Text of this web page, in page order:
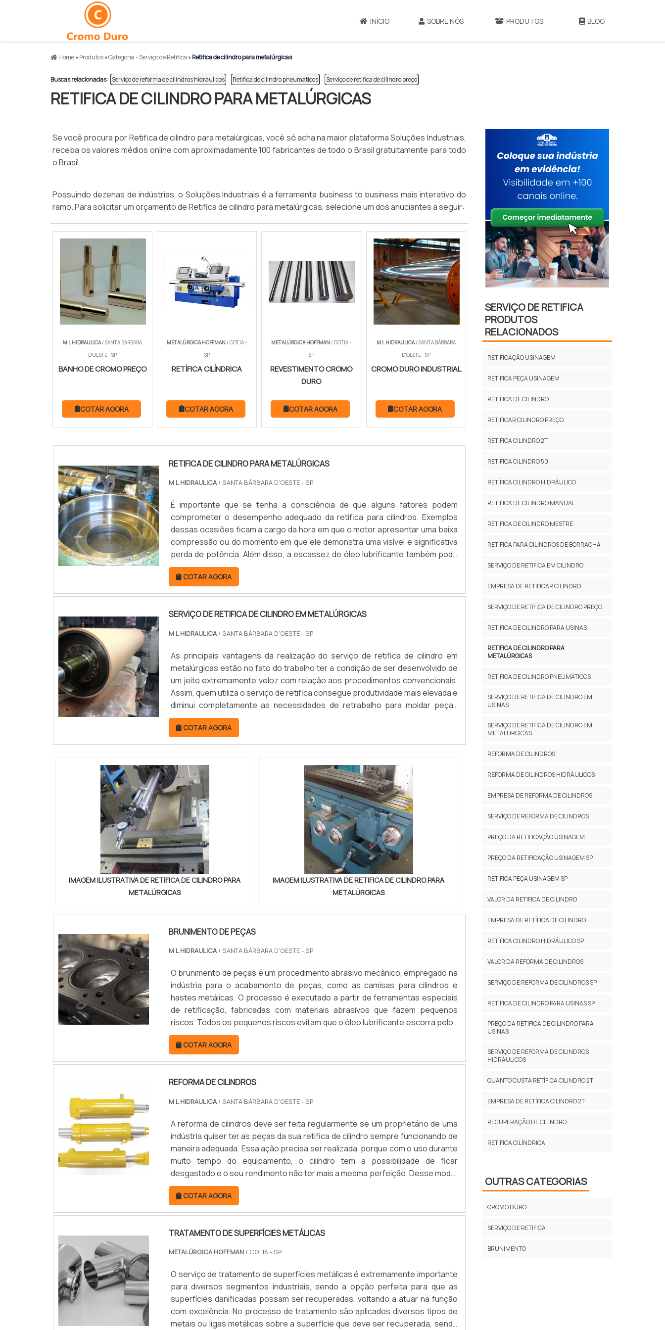
INÍCIO SOBRE NÓS PRODUTOS BLOG
Home»Produtos»Categoria - Serviço de Retifica »Retifica de cilindro para metalúrgicas
Buscas relacionadas: Serviço de reforma de cilindros hidráulicos Retifica de cilindro pneumáticos Serviço de retifica de cilindro preço
RETIFICA DE CILINDRO PARA METALÚRGICAS
Se você procura por Retifica de cilindro para metalúrgicas, você só acha na maior plataforma Soluções Industriais,
receba os valores médios online com aproximadamente 100 fabricantes de todo o Brasil gratuitamente para todo
o Brasil
Possuindo dezenas de indústrias, o Soluções Industriais é a ferramenta business to business mais interativo do
ramo. Para solicitar um orçamento de Retifica de cilindro para metalúrgicas, selecione um dos anuciantes a seguir:
M L HIDRAULICA/ SANTA BÁRBARA
D'OESTE - SP
BANHO DE CROMO PREÇO
COTAR AGORA
METALÚRGICA HOFFMAN/ COTIA -
SP
RETÍFICA CILÍNDRICA
COTAR AGORA
METALÚRGICA HOFFMAN/ COTIA -
SP
REVESTIMENTO CROMO
DURO
COTAR AGORA
M L HIDRAULICA/ SANTA BÁRBARA
D'OESTE - SP
CROMO DURO INDUSTRIAL
COTAR AGORA
RETIFICA DE CILINDRO PARA METALÚRGICAS
M L HIDRAULICA/ SANTA BÁRBARA D'OESTE - SP
É importante que se tenha a consciência de que alguns fatores podem
comprometer o desempenho adequado da retífica para cilindros. Exemplos
dessas ocasiões ficam a cargo da hora em que o motor apresentar uma baixa
compressão ou do momento em que ele demonstra uma visível e significativa
perda de potência. Além disso, a escassez de óleo lubrificante também pode
gerar danificações na retifica de cilindro para metalúrgicas, prejudicando-o e...
COTAR AGORA
SERVIÇO DE RETIFICA DE CILINDRO EM METALÚRGICAS
M L HIDRAULICA / SANTA BÁRBARA D'OESTE - SP
As principais vantagens da realização do serviço de retifica de cilindro em
metalúrgicas estão no fato do trabalho ter a condição de ser desenvolvido de
um jeito extremamente veloz com relação aos procedimentos convencionais.
Assim, quem utiliza o serviço de retifica consegue produtividade mais elevada e
diminui completamente as necessidades de retrabalho para moldar peças
industriais.BENEFÍCIOS DO SERVIÇO DE RETIFICA PARA CILINDROO ser...
COTAR AGORA
IMAGEM ILUSTRATIVA DE RETIFICA DE CILINDRO PARA
METALÚRGICAS
IMAGEM ILUSTRATIVA DE RETIFICA DE CILINDRO PARA
METALÚRGICAS
BRUNIMENTO DE PEÇAS
M L HIDRAULICA/ SANTA BÁRBARA D'OESTE - SP
O brunimento de peças é um procedimento abrasivo mecânico, empregado na
indústria para o acabamento de peças, como as camisas para cilindros e
hastes metálicas. O processo é executado a partir de ferramentas especiais
de retificação, fabricadas com materiais abrasivos que fazem pequenos
riscos. Todos os pequenos riscos evitam que o óleo lubrificante escorra pelos
anéis, proporcionando economia no consumo de
lubrificantes.PROCEDIMENTO ABRASIVO DE BRUNIMENTO As peças que
passam pelo equipamento br.
COTAR AGORA
REFORMA DE CILINDROS
M L HIDRAULICA/ SANTA BÁRBARA D'OESTE - SP
A reforma de cilindros deve ser feita regularmente se um proprietário de uma
indústria quiser ter as peças da sua retifica de cilindro sempre funcionando de
maneira adequada. Essa ação precisa ser realizada, porque com o uso durante
muito tempo do equipamento, o cilindro tem a possibilidade de ficar
desgastado e o seu rendimento não ter mais a mesma perfeição. Desse modo,
se torna fundamental ser feita a reforma.Esse tipo de reforma além de ser
realizado quando ocorre um defeito no equipamento,.
COTAR AGORA
TRATAMENTO DE SUPERFÍCIES METÁLICAS
METALÚRGICA HOFFMAN/ COTIA - SP
O serviço de tratamento de superfícies metálicas é extremamente importante
para diversos segmentos industriais, sendo a opção perfeita para que as
superfícies danificadas possam ser recuperadas, voltando a atuar na função
com excelência. No processo de tratamento são aplicados diversos tipos de
metais ou ligas metálicas sobre a superfície que deve ser recuperada, sendo
SERVIÇO DE RETIFICA
PRODUTOS
RELACIONADOS
RETIFICAÇÃO USINAGEM
RETIFICA PEÇA USINAGEM
RETIFICA DE CILINDRO
RETIFICAR CILINDRO PREÇO
RETÍFICA CILINDRO 2T
RETÍFICA CILINDRO 50
RETÍFICA CILINDRO HIDRÁULICO
RETIFICA DE CILINDRO MANUAL
RETIFICA DE CILINDRO MESTRE
RETÍFICA PARA CILINDROS DE BORRACHA
SERVIÇO DE RETIFICA EM CILINDRO
EMPRESA DE RETIFICAR CILINDRO
SERVIÇO DE RETIFICA DE CILINDRO PREÇO
RETIFICA DE CILINDRO PARA USINAS
RETIFICA DE CILINDRO PARA
METALÚRGICAS
RETIFICA DE CILINDRO PNEUMÁTICOS
SERVIÇO DE RETIFICA DE CILINDRO EM
USINAS
SERVIÇO DE RETIFICA DE CILINDRO EM
METALÚRGICAS
REFORMA DE CILINDROS
REFORMA DE CILINDROS HIDRÁULICOS
EMPRESA DE REFORMA DE CILINDROS
SERVIÇO DE REFORMA DE CILINDROS
PREÇO DA RETIFICAÇÃO USINAGEM
PREÇO DA RETIFICAÇÃO USINAGEM SP
RETIFICA PEÇA USINAGEM SP
VALOR DA RETIFICA DE CILINDRO
EMPRESA DE RETÍFICA DE CILINDRO
RETÍFICA CILINDRO HIDRÁULICO SP
VALOR DA REFORMA DE CILINDROS
SERVIÇO DE REFORMA DE CILINDROS SP
RETIFICA DE CILINDRO PARA USINAS SP
PREÇO DA RETIFICA DE CILINDRO PARA
USINAS
SERVIÇO DE REFORMA DE CILINDROS
HIDRÁULICOS
QUANTO CUSTA RETÍFICA CILINDRO 2T
EMPRESA DE RETÍFICA CILINDRO 2T
RECUPERAÇÃO DE CILINDRO
RETÍFICA CILÍNDRICA
OUTRAS CATEGORIAS
CROMO DURO
SERVIÇO DE RETIFICA
BRUNIMENTO